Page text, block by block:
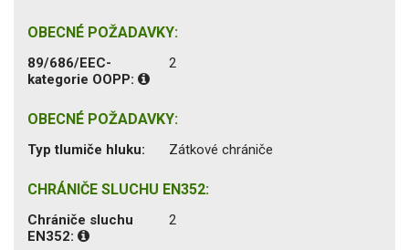
OBECNÉ POŽADAVKY:
89/686/EEC-
kategorie OOPP:
2
OBECNÉ POŽADAVKY:
Typ tlumiče hluku: Zátkové chrániče
CHRÁNIČE SLUCHU EN352:
Chrániče sluchu
EN352:
2